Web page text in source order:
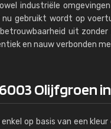
industriële
gebruikt wordt op
uit
en nauw verbonden
Olijfgroen
op basis van een